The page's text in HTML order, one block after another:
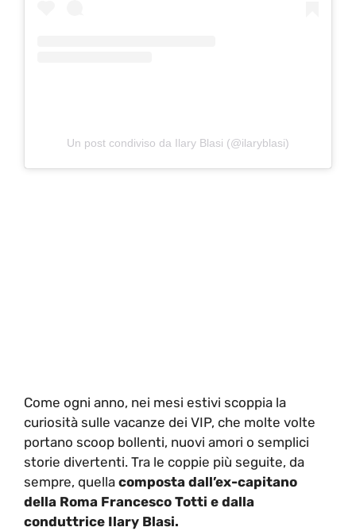
Un post condiviso da Ilary Blasi (@ilaryblasi)
Come ogni anno, nei mesi estivi scoppia la
curiosità sulle vacanze dei VIP, che molte volte
portano scoop bollenti, nuovi amori o semplici
storie divertenti. Tra le coppie più seguite, da
sempre, quella composta dall’ex-capitano
della Roma Francesco Totti e dalla
conduttrice Ilary Blasi.